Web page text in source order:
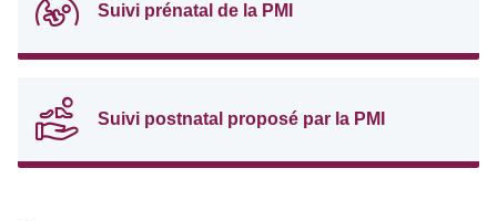
Suivi prénatal de la PMI
Suivi postnatal proposé par la PMI